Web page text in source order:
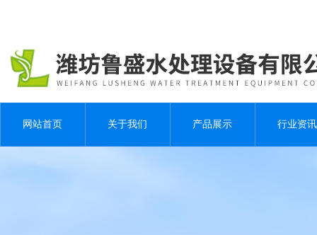
网站首页 关于我们 产品展示 行业资讯